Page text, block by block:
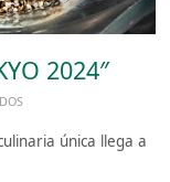
2024″
única llega a